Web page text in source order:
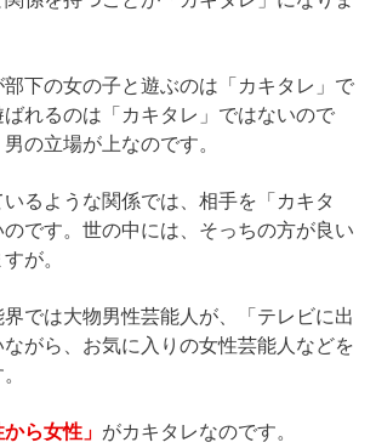
下の女の子と遊ぶのは「カキタレ」で
れるのは「カキタレ」ではないので
の立場が上なのです。
るような関係では、相手を「カキタ
です。世の中には、そっちの方が良い
が。
では大物男性芸能人が、「テレビに出
がら、お気に入りの女性芸能人などを
から女性」 がカキタレなのです。